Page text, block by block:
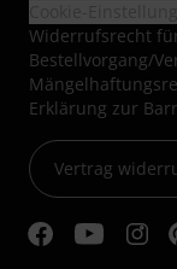
Widerrufsrecht
Bestellvorgang/
Erklärung zur
Vertrag